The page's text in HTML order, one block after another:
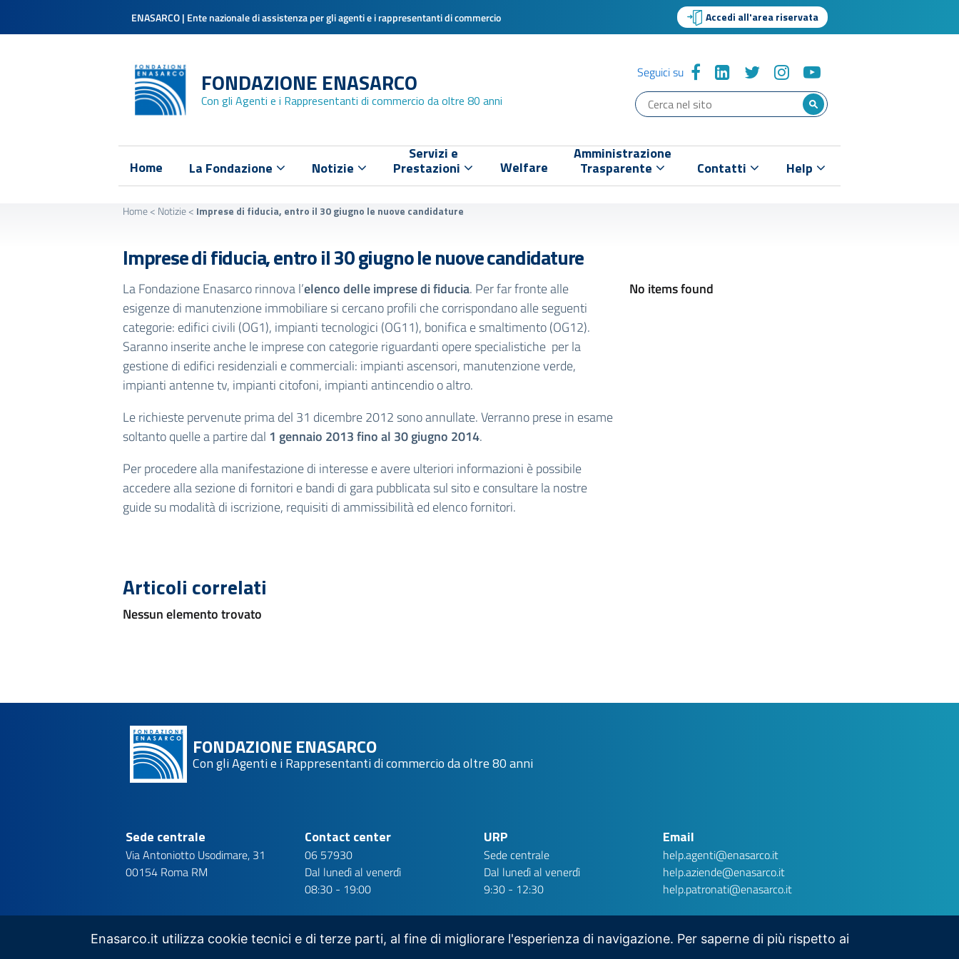
ENASARCO | Ente nazionale di assistenza per gli agenti e i rappresentanti di commercio Accedi all'area riservata
FONDAZIONE ENASARCO
Con gli Agenti e i Rappresentanti di commercio da oltre 80 anni
Seguici su
Home La Fondazione Notizie
Servizi e
Prestazioni Welfare
Amministrazione
Trasparente Contatti Help
Home< Notizie< Imprese di fiducia, entro il 30 giugno le nuove candidature
Imprese di fiducia, entro il 30 giugno le nuove candidature
La Fondazione Enasarco rinnova l’elenco delle imprese di fiducia. Per far fronte alle
esigenze di manutenzione immobiliare si cercano profili che corrispondano alle seguenti
categorie: edifici civili (OG1), impianti tecnologici (OG11), bonifica e smaltimento (OG12).
Saranno inserite anche le imprese con categorie riguardanti opere specialistiche per la
gestione di edifici residenziali e commerciali: impianti ascensori, manutenzione verde,
impianti antenne tv, impianti citofoni, impianti antincendio o altro.
Le richieste pervenute prima del 31 dicembre 2012 sono annullate. Verranno prese in esame
soltanto quelle a partire dal 1 gennaio 2013 fino al 30 giugno 2014.
Per procedere alla manifestazione di interesse e avere ulteriori informazioni è possibile
accedere allasezionedi fornitori e bandi di gara pubblicata sul sito e consultare la nostre
guide su modalità di iscrizione, requisiti di ammissibilitàed elenco fornitori.
No items found
Articoli correlati
Nessun elemento trovato
ESCI E CHIUDI CHAT
FONDAZIONE ENASARCO
Con gli Agenti e i Rappresentanti di commercio da oltre 80 anni
Sede centrale
Via Antoniotto Usodimare, 31
00154 Roma RM
Contact center
06 57930
Dal lunedì al venerdì
08:30 - 19:00
URP
Sede centrale
Dal lunedì al venerdì
9:30 - 12:30
Email
help.agenti@enasarco.it
help.aziende@enasarco.it
help.patronati@enasarco.it
Enasarco.it utilizza cookie tecnici e di terze parti, al fine di migliorare l'esperienza di navigazione. Per saperne di più rispetto ai